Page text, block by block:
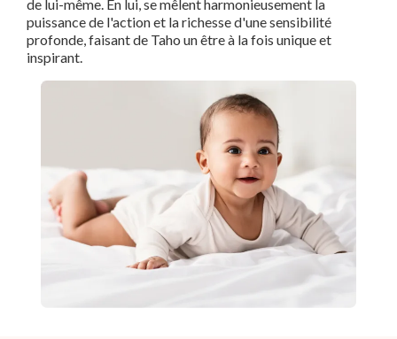
de lui-même. En lui, se mêlent harmonieusement la
puissance de l'action et la richesse d'une sensibilité
profonde, faisant de Taho un être à la fois unique et
inspirant.